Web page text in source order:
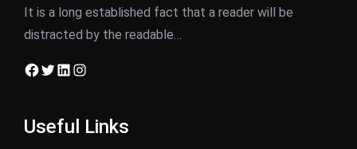
It is a long established fact that a reader will be
distracted by the readable…
Facebook Twitter LinkedIn Instagram
Useful Links